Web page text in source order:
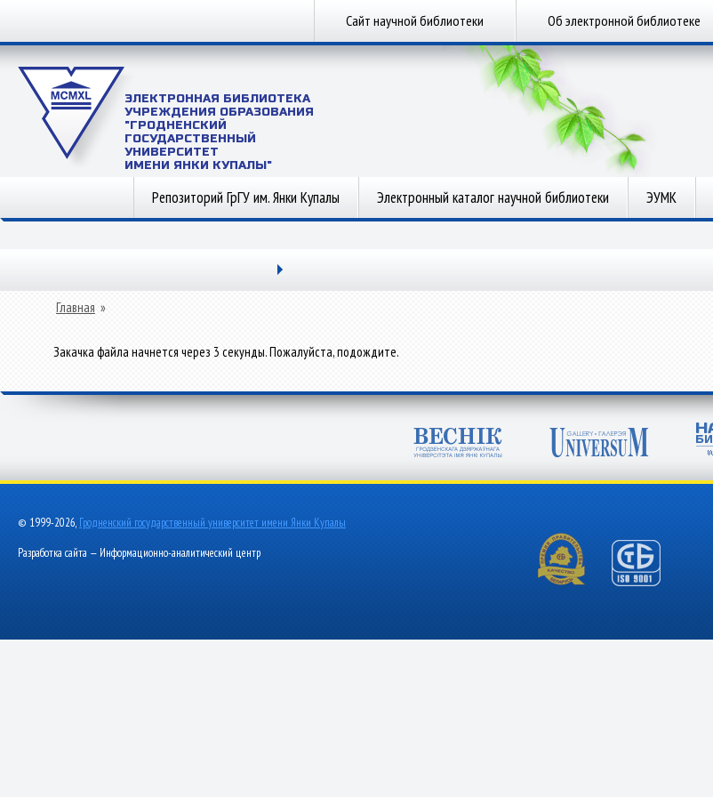
Сайт научной библиотеки Об электронной библиотеке
ЭЛЕКТРОННАЯ БИБЛИОТЕКА
УЧРЕЖДЕНИЯ ОБРАЗОВАНИЯ
"ГРОДНЕНСКИЙ
ГОСУДАРСТВЕННЫЙ
УНИВЕРСИТЕТ
ИМЕНИ ЯНКИ КУПАЛЫ"
Репозиторий ГрГУ им. Янки Купалы Электронный каталог научной библиотеки ЭУМК
Главная »
Закачка файла начнется через 3 секунды. Пожалуйста, подождите.
© 1999-2026, Гродненский государственный университет имени Янки Купалы
Разработка сайта — Информационно-аналитический центр